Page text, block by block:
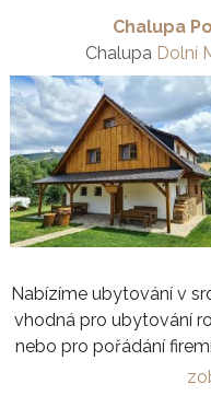
Chalupa
Chalupa Dolní
Nabízíme ubytování v
vhodná pro ubytování
nebo pro pořádání